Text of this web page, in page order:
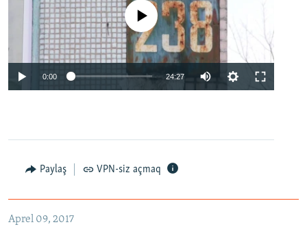
No media source currently available
0:00 24:27
Paylaş VPN-siz açmaq
Aprel 09, 2017